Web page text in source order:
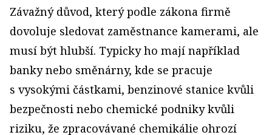
Závažný důvod, který podle zákona firmě
dovoluje sledovat zaměstnance kamerami, ale
musí být hlubší. Typicky ho mají například
banky nebo směnárny, kde se pracuje
s vysokými částkami, benzinové stanice kvůli
bezpečnosti nebo chemické podniky kvůli
riziku, že zpracovávané chemikálie ohrozí